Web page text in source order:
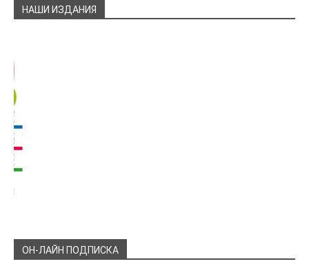
НАШИ ИЗДАНИЯ
ОН-ЛАЙН ПОДПИСКА